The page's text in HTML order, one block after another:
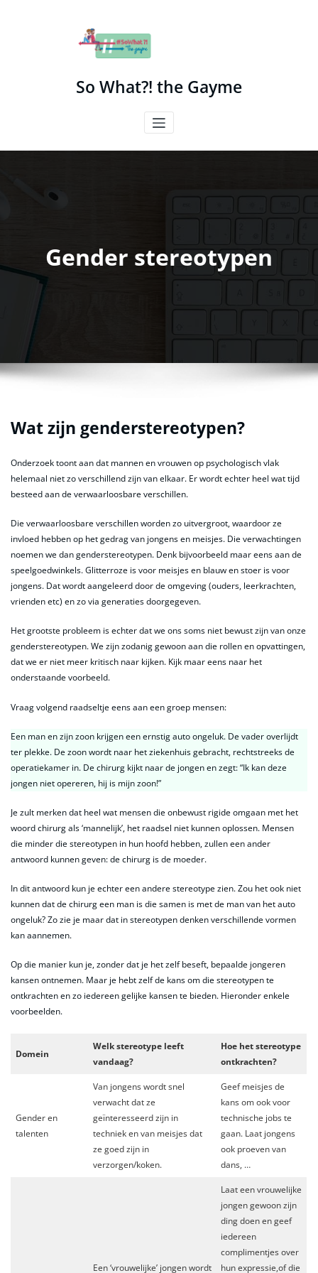
So What?! the Gayme
Gender stereotypen
Wat zijn genderstereotypen?
Onderzoek toont aan dat mannen en vrouwen op psychologisch vlak
helemaal niet zo verschillend zijn van elkaar. Er wordt echter heel wat tijd
besteed aan de verwaarloosbare verschillen.
Die verwaarloosbare verschillen worden zo uitvergroot, waardoor ze
invloed hebben op het gedrag van jongens en meisjes. Die verwachtingen
noemen we dan genderstereotypen. Denk bijvoorbeeld maar eens aan de
speelgoedwinkels. Glitterroze is voor meisjes en blauw en stoer is voor
jongens. Dat wordt aangeleerd door de omgeving (ouders, leerkrachten,
vrienden etc) en zo via generaties doorgegeven.
Het grootste probleem is echter dat we ons soms niet bewust zijn van onze
genderstereotypen. We zijn zodanig gewoon aan die rollen en opvattingen,
dat we er niet meer kritisch naar kijken. Kijk maar eens naar het
onderstaande voorbeeld.
Vraag volgend raadseltje eens aan een groep mensen:
Een man en zijn zoon krijgen een ernstig auto ongeluk. De vader overlijdt
ter plekke. De zoon wordt naar het ziekenhuis gebracht, rechtstreeks de
operatiekamer in. De chirurg kijkt naar de jongen en zegt: “Ik kan deze
jongen niet opereren, hij is mijn zoon!”
Je zult merken dat heel wat mensen die onbewust rigide omgaan met het
woord chirurg als ‘mannelijk’, het raadsel niet kunnen oplossen. Mensen
die minder die stereotypen in hun hoofd hebben, zullen een ander
antwoord kunnen geven: de chirurg is de moeder.
In dit antwoord kun je echter een andere stereotype zien. Zou het ook niet
kunnen dat de chirurg een man is die samen is met de man van het auto
ongeluk? Zo zie je maar dat in stereotypen denken verschillende vormen
kan aannemen.
Op die manier kun je, zonder dat je het zelf beseft, bepaalde jongeren
kansen ontnemen. Maar je hebt zelf de kans om die stereotypen te
ontkrachten en zo iedereen gelijke kansen te bieden. Hieronder enkele
voorbeelden.
Domein
Welk stereotype leeft
vandaag?
Hoe het stereotype
ontkrachten?
Gender en
talenten
Van jongens wordt snel
verwacht dat ze
geïnteresseerd zijn in
techniek en van meisjes dat
ze goed zijn in
verzorgen/koken.
Geef meisjes de
kans om ook voor
technische jobs te
gaan. Laat jongens
ook proeven van
dans, …
Een ‘vrouwelijke’ jongen wordt
Laat een vrouwelijke
jongen gewoon zijn
ding doen en geef
iedereen
complimentjes over
hun expressie,of die